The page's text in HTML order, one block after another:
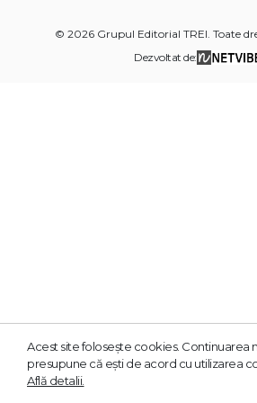
© 2026 Grupul Editorial TREI. Toate
Dezvoltat de:
Acest site foloseşte cookies. Continuarea
presupune că eşti de acord cu utilizarea
Află detalii.